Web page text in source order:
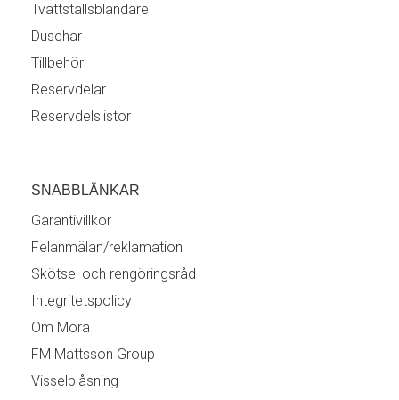
Tvättställsblandare
Duschar
Tillbehör
Reservdelar
Reservdelslistor
SNABBLÄNKAR
Garantivillkor
Felanmälan/reklamation
Skötsel och rengöringsråd
Integritetspolicy
Om Mora
FM Mattsson Group
Visselblåsning